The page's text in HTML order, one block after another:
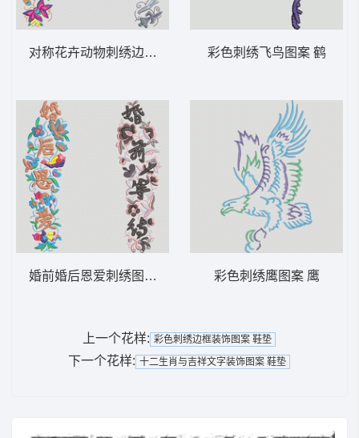
对称花卉动物刺绣边框 鞋垫
婚前婚后恩爱刺绣图案 鞋垫
彩色刺绣飞鸟图案 鹤
彩色刺绣鹰图案 鹰
上一个花样: 彩色刺绣边框装饰图案 鞋垫
下一个花样: 十二生肖与吉祥文字装饰图案 鞋垫